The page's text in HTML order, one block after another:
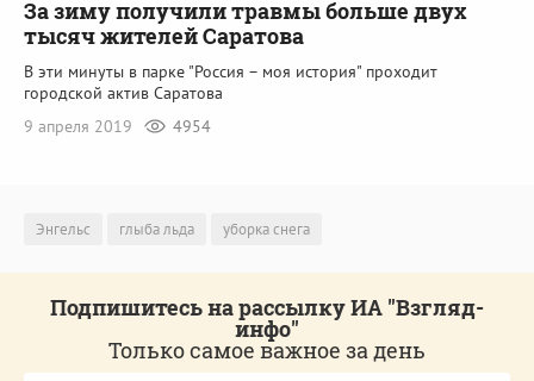
За зиму получили травмы больше двух
тысяч жителей Саратова
В эти минуты в парке "Россия – моя история" проходит
городской актив Саратова
9 апреля 2019
4954
Энгельс глыба льда уборка снега
Подпишитесь на рассылку ИА "Взгляд-
инфо"
Только самое важное за день